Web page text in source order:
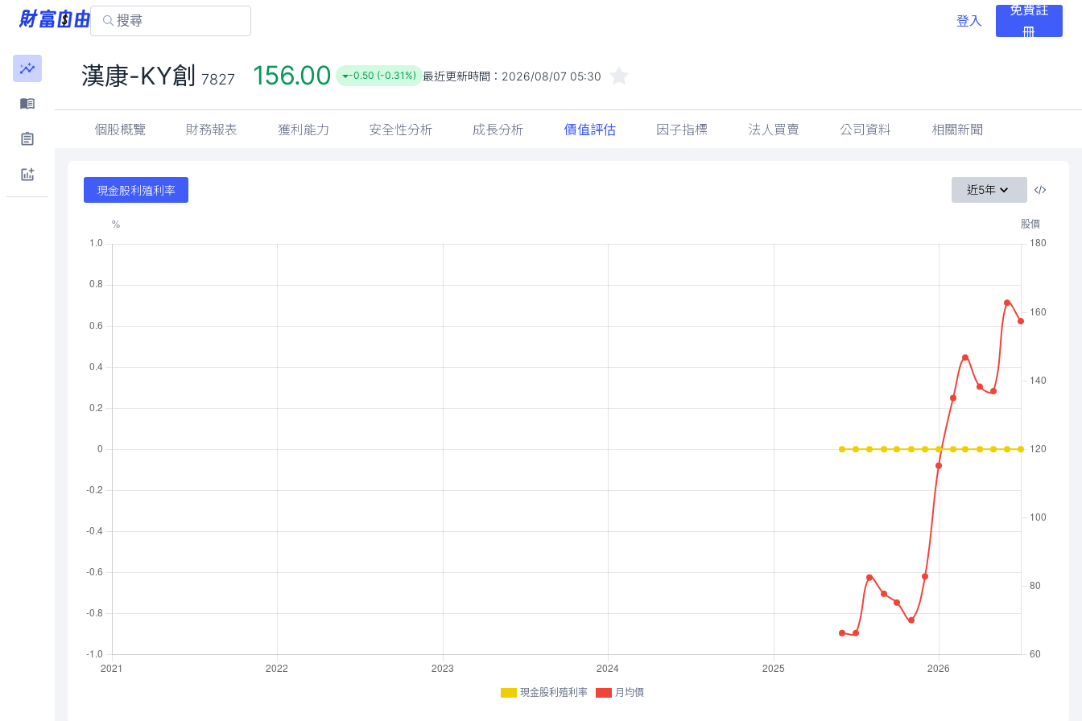
登入
免費註
冊
漢康-KY創 7827 156.00 -0.50 (-0.31%) 最近更新時間： 2026/08/07 05:30
個股概覽 財務報表 獲利能力 安全性分析 成長分析 價值評估 因子指標 法人買賣 公司資料 相關新聞
現金股利殖利率 近5年
現金股利殖利率 月均價